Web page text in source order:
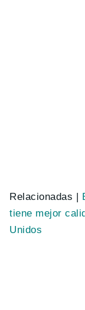
Relacionadas |
tiene mejor
Unidos